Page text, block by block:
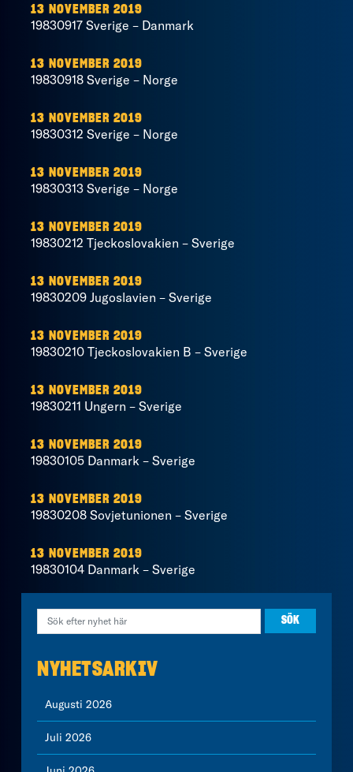
13 NOVEMBER 2019
19830917 Sverige – Danmark
13 NOVEMBER 2019
19830918 Sverige – Norge
13 NOVEMBER 2019
19830312 Sverige – Norge
13 NOVEMBER 2019
19830313 Sverige – Norge
13 NOVEMBER 2019
19830212 Tjeckoslovakien – Sverige
13 NOVEMBER 2019
19830209 Jugoslavien – Sverige
13 NOVEMBER 2019
19830210 Tjeckoslovakien B – Sverige
13 NOVEMBER 2019
19830211 Ungern – Sverige
13 NOVEMBER 2019
19830105 Danmark – Sverige
13 NOVEMBER 2019
19830208 Sovjetunionen – Sverige
13 NOVEMBER 2019
19830104 Danmark – Sverige
NYHETSARKIV
Augusti 2026
Juli 2026